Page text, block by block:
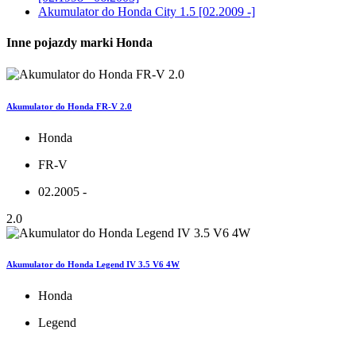
Akumulator do Honda City 1.5 [02.2009 -]
Inne pojazdy marki Honda
Akumulator do Honda FR-V 2.0
Honda
FR-V
02.2005 -
2.0
Akumulator do Honda Legend IV 3.5 V6 4W
Honda
Legend